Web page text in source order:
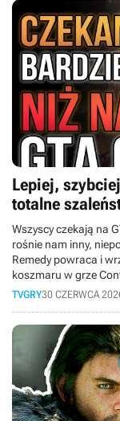
młodsze pokolenie
samemu. Czy w
kryzys? Sprawdź, co
Lepiej,
totalne
Wszyscy czekają na
rośnie nam inny,
Remedy powraca i
koszmaru w grze
Najstarsze
dzisiejszym materiale
przedpremierowego
TVGRY30 CZERWCA